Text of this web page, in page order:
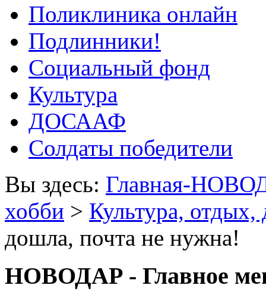
Поликлиника онлайн
Подлинники!
Социальный фонд
Культура
ДОСААФ
Солдаты победители
Вы здесь: Главная-
хобби > Культура, отдых,
дошла, почта не нужна!
НОВОДАР - Главное